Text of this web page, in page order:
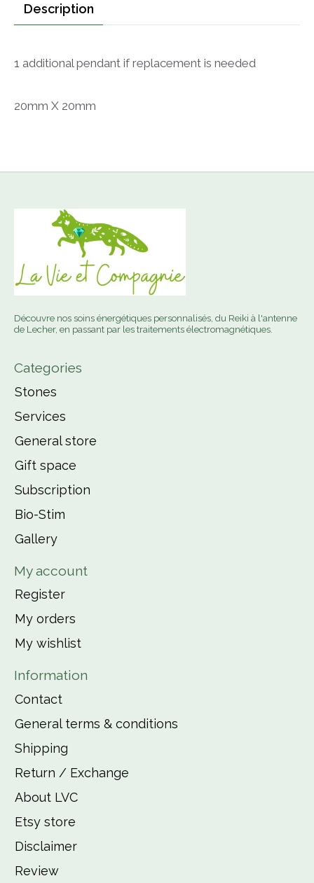
Description
1 additional pendant if replacement is needed
20mm X 20mm
Découvre nos soins énergétiques personnalisés, du Reiki à l'antenne
de Lecher, en passant par les traitements électromagnétiques.
Categories
Stones
Services
General store
Gift space
Subscription
Bio-Stim
Gallery
My account
Register
My orders
My wishlist
Information
Contact
General terms & conditions
Shipping
Return / Exchange
About LVC
Etsy store
Disclaimer
Review